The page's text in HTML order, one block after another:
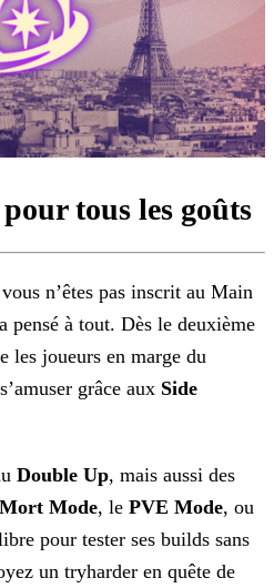
tous les goûts
n’êtes pas inscrit au Main
pensé à tout. Dès le deuxième
les joueurs en marge du
grâce aux Side
Double Up, mais aussi des
Mort Mode, le PVE Mode, ou
pour tester ses builds sans
un tryharder en quête de